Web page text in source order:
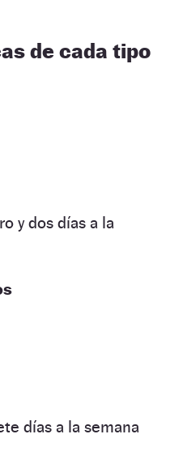
de cada tipo
y dos días a la
días a la semana